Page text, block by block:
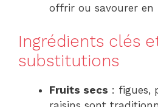
offrir ou savourer en
Ingrédients clés
substitutions
Fruits secs : figues,